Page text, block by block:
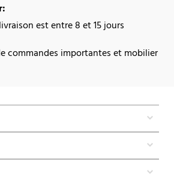
est entre 8 et 15 jours
commandes importantes et mobilier